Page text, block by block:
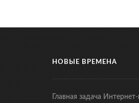
НОВЫЕ ВРЕМЕНА
Главная задача